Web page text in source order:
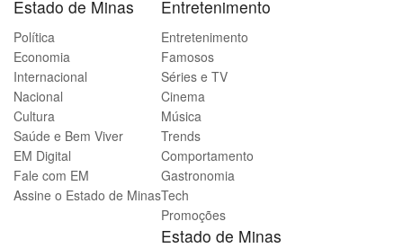
Estado de Minas
Política
Economia
Internacional
Nacional
Cultura
Saúde e Bem Viver
EM Digital
Fale com EM
Assine o Estado de Minas
Entretenimento
Entretenimento
Famosos
Séries e TV
Cinema
Música
Trends
Comportamento
Gastronomia
Tech
Promoções
Estado de Minas